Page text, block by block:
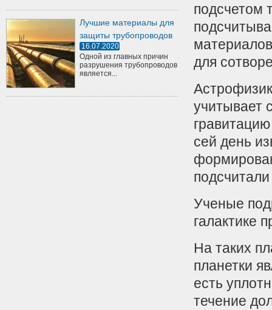
Лучшие материалы для
защиты трубопроводов
16.07.2020
Одной из главных причин
разрушения трубопроводов
является...
подсчетом
для
учитывает
сей день
Ученые
галактике
На таких
планетки
есть
течение